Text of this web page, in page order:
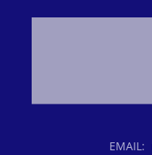
EMAIL: